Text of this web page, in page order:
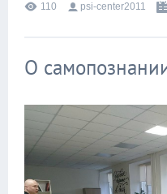
110 psi-center2011
О